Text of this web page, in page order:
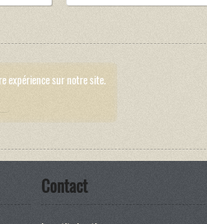
expérience sur notre site.
Contact